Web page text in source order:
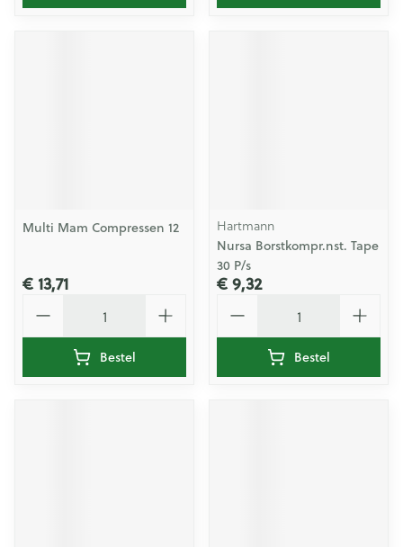
Multi Mam Compressen 12
€ 13,71
Bestel
Hartmann
Nursa Borstkompr.nst. Tape
30 P/s
€ 9,32
Bestel